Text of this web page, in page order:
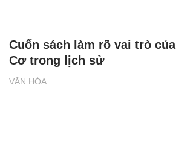
VĂN HÓA
Cuốn sách làm rõ vai trò
Cơ trong lịch sử